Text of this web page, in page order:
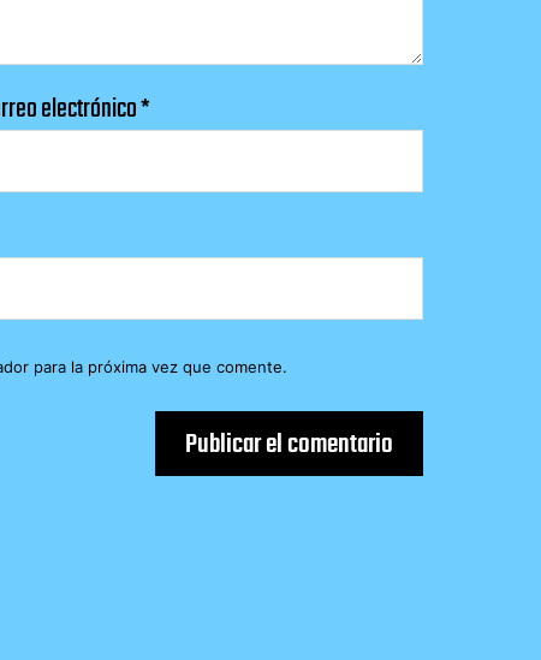
electrónico*
para la próxima vez que comente.